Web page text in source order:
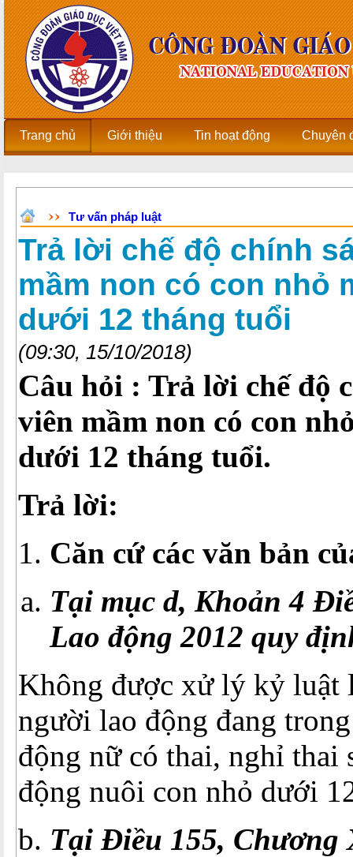
Trang chủ Giới thiệu Tin hoạt động Chuyên
Tư vấn pháp luật
Trả lời chế độ chính
mầm non có con nhỏ
dưới 12 tháng tuổi
(09:30, 15/10/2018)
Câu hỏi : Trả lời chế độ
viên mầm non có con
dưới 12 tháng tuổi.
Trả lời:
Căn cứ các văn bản
Tại mục d, Khoản 4
Lao động 2012 quy
Không được xử lý kỷ luật
người lao động đang
động nữ có thai, nghỉ thai
động nuôi con nhỏ dưới
Tại Điều 155, Chương